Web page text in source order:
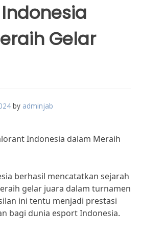
Gelar
by adminjab
Indonesia dalam Meraih
berhasil mencatatkan sejarah
gelar juara dalam turnamen
ini tentu menjadi prestasi
bagi dunia esport Indonesia.